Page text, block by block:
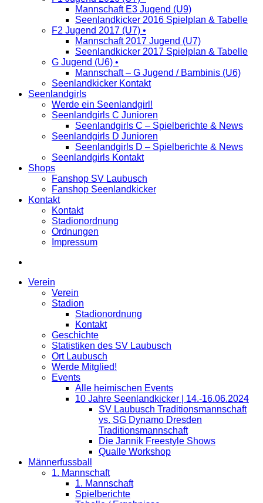
Mannschaft E3 Jugend (U9)
Seenlandkicker 2016 Spielplan & Tabelle
F2 Jugend 2017 (U7) •
Mannschaft 2017 Jugend (U7)
Seenlandkicker 2017 Spielplan & Tabelle
G Jugend (U6) •
Mannschaft – G Jugend / Bambinis (U6)
Seenlandkicker Kontakt
Seenlandgirls
Werde ein Seenlandgirl!
Seenlandgirls C Junioren
Seenlandgirls C – Spielberichte & News
Seenlandgirls D Junioren
Seenlandgirls D – Spielberichte & News
Seenlandgirls Kontakt
Shops
Fanshop SV Laubusch
Fanshop Seenlandkicker
Kontakt
Kontakt
Stadionordnung
Ordnungen
Impressum
Verein
Verein
Stadion
Stadionordnung
Kontakt
Geschichte
Statistiken des SV Laubusch
Ort Laubusch
Werde Mitglied!
Events
Alle heimischen Events
10 Jahre Seenlandkicker | 14.-16.06.2024
SV Laubusch Traditionsmannschaft
vs. SG Dynamo Dresden
Traditionsmannschaft
Die Jannik Freestyle Shows
Qualle Workshop
Männerfussball
1. Mannschaft
1. Mannschaft
Spielberichte